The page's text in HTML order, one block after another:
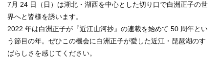
7月 24 日（日）は湖北・湖西を中心とした切り口で白洲正子の世
界へと皆様を誘います。
2022 年は白洲正子が『近江山河抄』の連載を始めて 50 周年とい
う節目の年。ぜひこの機会に白洲正子が愛した近江・琵琶湖のす
ばらしさを感じてください。